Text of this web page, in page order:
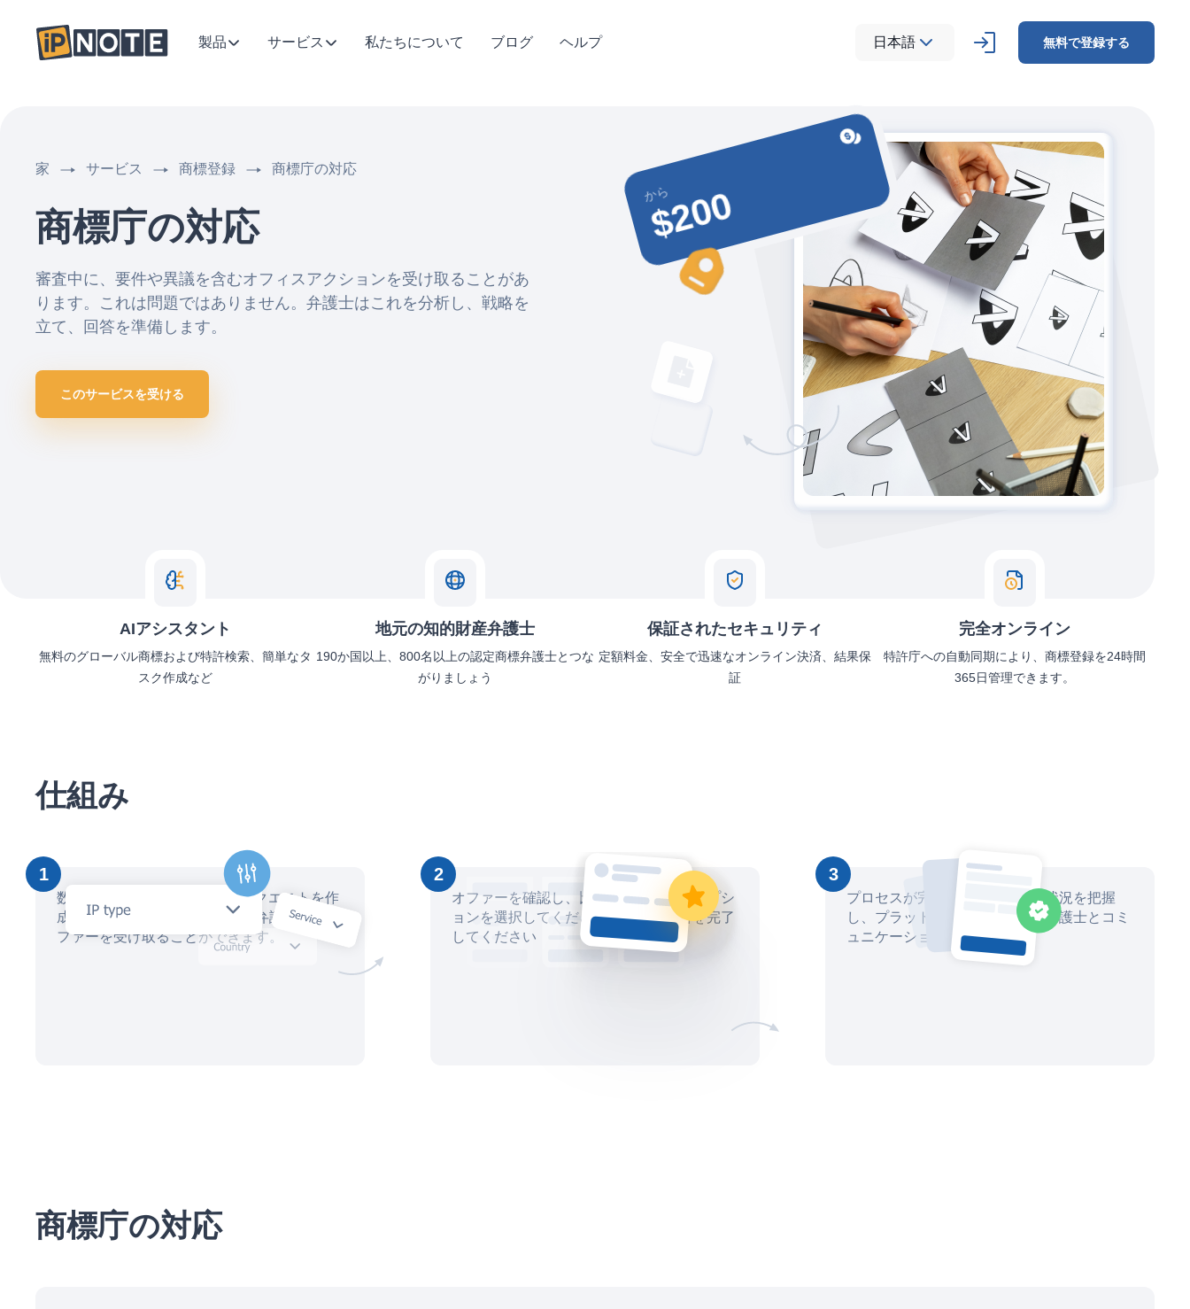
製品 サービス 私たちについて ブログ ヘルプ 日本語 無料で登録する
家 サービス 商標登録 商標庁の対応
商標庁の対応
審査中に、要件や異議を含むオフィスアクションを受け取ることがあ
ります。これは問題ではありません。弁護士はこれを分析し、戦略を
立て、回答を準備します。
このサービスを受ける
から
$200
AIアシスタント
無料のグローバル商標および特許検索、簡単なタ
スク作成など
地元の知的財産弁護士
190か国以上、800名以上の認定商標弁護士とつな
がりましょう
保証されたセキュリティ
定額料金、安全で迅速なオンライン決済、結果保
証
完全オンライン
特許庁への自動同期により、商標登録を24時間
365日管理できます。
仕組み
1
数分以内にAIアシスタントでリクエストを作
成し、数十人の地元の知的財産弁護士からオ
ファーを受け取ることができます。
2
オファーを確認し、比較して、最適なオプシ
ョンを選択してください。安全に取引を完了
してください
3
プロセスが完了するまで、進捗状況を把握
し、プラットフォームを通じて弁護士とコミ
ュニケーションを取ります。
商標庁の対応